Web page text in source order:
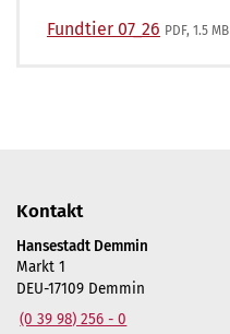
Fundtier 07_26 PDF, 1.5 MB
Kontakt
Hansestadt Demmin
Markt 1
DEU-17109 Demmin
(0 39 98) 256 - 0